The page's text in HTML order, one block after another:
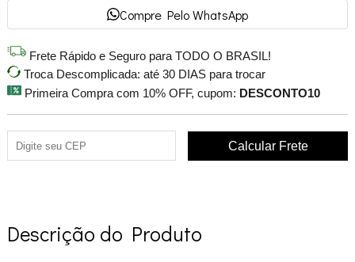
Compre Pelo WhatsApp
Frete Rápido e Seguro para TODO O BRASIL!
Troca Descomplicada: até 30 DIAS para trocar
Primeira Compra com 10% OFF, cupom: DESCONTO10
Descrição do Produto